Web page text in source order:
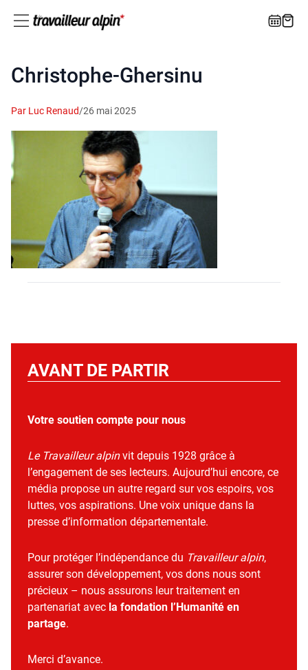
Christophe-Ghersinu
Par Luc Renaud/26 mai 2025
AVANT DE PARTIR
Votre soutien compte pour nous
Le Travailleur alpinvit depuis 1928 grâce à
l’engagement de ses lecteurs. Aujourd’hui encore, ce
média propose un autre regard sur vos espoirs, vos
luttes, vos aspirations. Une voix unique dans la
presse d’information départementale.
Pour protéger l’indépendance du Travailleur alpin,
assurer son développement, vos dons nous sont
précieux – nous assurons leur traitement en
partenariat avec la fondation l’Humanité en
partage.
Merci d’avance.